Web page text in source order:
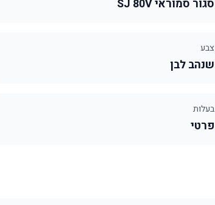
סגור סמוראי SJ 80V
צבע
שנהב לבן
בעלות
פרטי